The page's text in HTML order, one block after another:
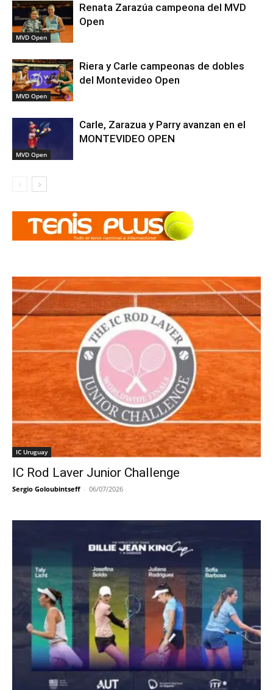
MVD Open
Renata Zarazúa campeona del MVD
Open
MVD Open
Riera y Carle campeonas de dobles
del Montevideo Open
MVD Open
Carle, Zarazua y Parry avanzan en el
MONTEVIDEO OPEN
IC Uruguay
IC Rod Laver Junior Challenge
Sergio Goloubintseff - 06/07/2026